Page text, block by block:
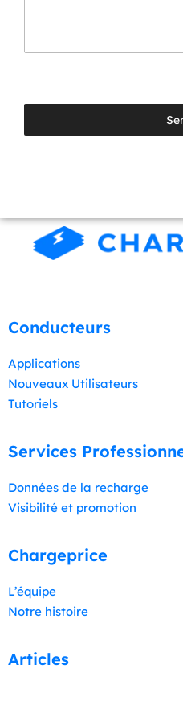
Conducteurs
Applications
Nouveaux Utilisateurs
Tutoriels
Services
Données de la recharge
Visibilité et promotion
Chargeprice
L’équipe
Notre histoire
Articles